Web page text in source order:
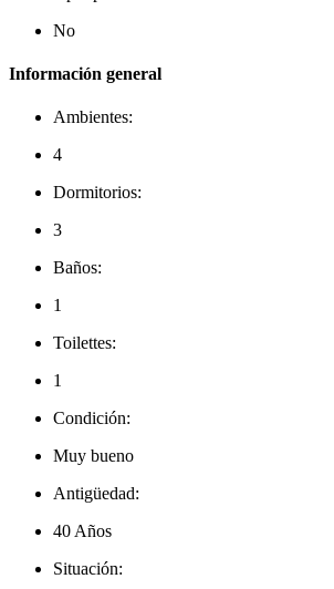
No
Información general
Ambientes:
4
Dormitorios:
3
Baños:
1
Toilettes:
1
Condición:
Muy bueno
Antigüedad:
40 Años
Situación: